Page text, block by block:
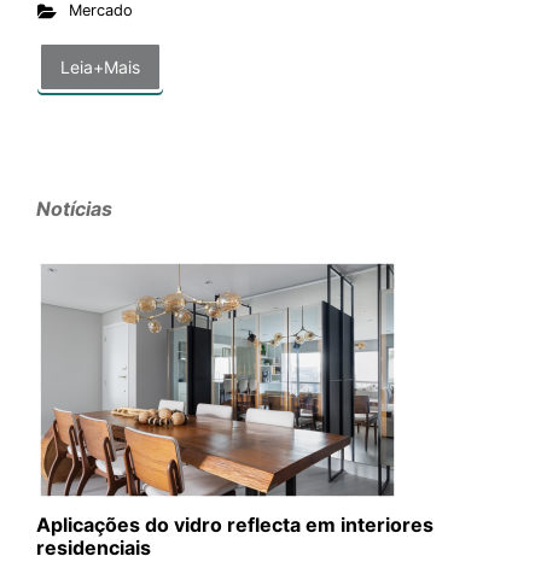
Mercado
Leia+Mais
Notícias
Aplicações do vidro reflecta em interiores
residenciais